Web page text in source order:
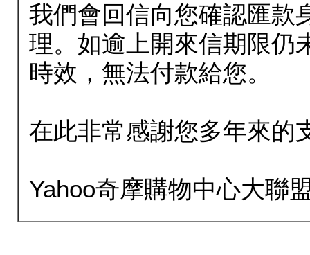
我們會回信向您確認匯款
理。如逾上開來信期限仍
時效，無法付款給您。
在此非常感謝您多年來的
Yahoo奇摩購物中心大